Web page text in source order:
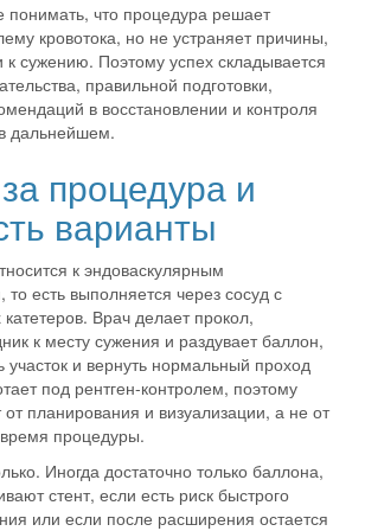
понимать, что процедура решает
кровотока, но не устраняет причины,
к сужению. Поэтому успех складывается
правильной подготовки,
в восстановлении и контроля
дальнейшем.
процедура и
варианты
к эндоваскулярным
есть выполняется через сосуд с
Врач делает прокол,
к месту сужения и раздувает баллон,
участок и вернуть нормальный проход
под рентген-контролем, поэтому
от планирования и визуализации, а не от
процедуры.
Иногда достаточно только баллона,
стент, если есть риск быстрого
или если после расширения остается